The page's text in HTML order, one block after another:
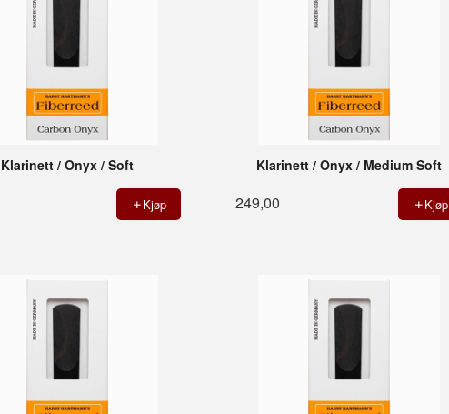
Klarinett / Onyx / Soft
Kjøp
Klarinett / Onyx / Medium Soft
249,00 Kjøp